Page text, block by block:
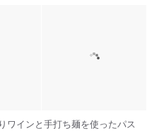
ワインと手打ち麺を使ったパス